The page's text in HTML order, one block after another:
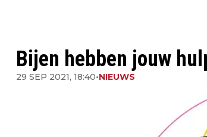
Bijen hebben jouw
29 SEP 2021, 18:40•NIEUWS